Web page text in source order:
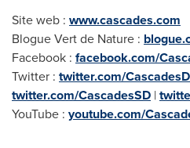
Site web : www.cascades.com
Blogue Vert de Nature :
Facebook : facebook.com/
Twitter : twitter.com/
twitter.com/CascadesSD |
YouTube : youtube.com/